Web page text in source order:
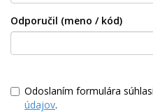
Odporučil (meno / kód)
Odoslaním formulára
údajov.